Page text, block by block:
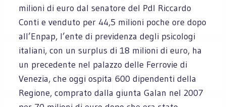
milioni di euro dal senatore del Pdl Riccardo
Conti e venduto per 44,5 milioni poche ore dopo
all’Enpap, l’ente di previdenza degli psicologi
italiani, con un surplus di 18 milioni di euro, ha
un precedente nel palazzo delle Ferrovie di
Venezia, che oggi ospita 600 dipendenti della
Regione, comprato dalla giunta Galan nel 2007